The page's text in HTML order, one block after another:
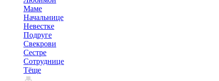
Маме
Начальнице
Невестке
Подруге
Свекрови
Сестре
Сотруднице
Тёще